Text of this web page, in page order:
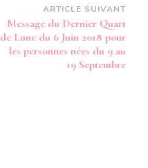
ARTICLE SUIVANT
Message du Dernier Quart
de Lune du 6 Juin 2018 pour
les personnes nées du 9 au
19 Septembre